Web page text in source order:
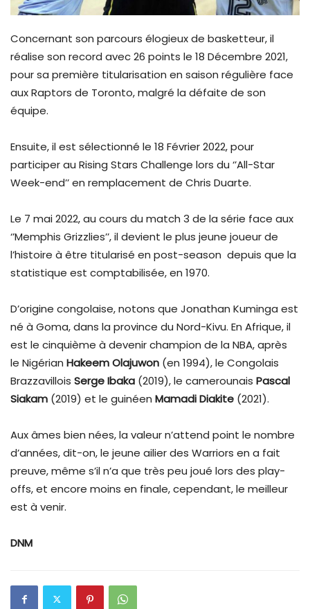
Concernant son parcours élogieux de basketteur, il
réalise son record avec 26 points le 18 Décembre 2021,
pour sa première titularisation en saison régulière face
aux Raptors de Toronto, malgré la défaite de son
équipe.
Ensuite, il est sélectionné le 18 Février 2022, pour
participer au Rising Stars Challenge lors du ‘’All-Star
Week-end’’ en remplacement de Chris Duarte.
Le 7 mai 2022, au cours du match 3 de la série face aux
‘’Memphis Grizzlies’’, il devient le plus jeune joueur de
l’histoire à être titularisé en post-season depuis que la
statistique est comptabilisée, en 1970.
D’origine congolaise, notons que Jonathan Kuminga est
né à Goma, dans la province du Nord-Kivu. En Afrique, il
est le cinquième à devenir champion de la NBA, après
le Nigérian Hakeem Olajuwon (en 1994), le Congolais
Brazzavillois Serge Ibaka (2019), le camerounais Pascal
Siakam (2019) et le guinéen Mamadi Diakite (2021).
Aux âmes bien nées, la valeur n’attend point le nombre
d’années, dit-on, le jeune ailier des Warriors en a fait
preuve, même s’il n’a que très peu joué lors des play-
offs, et encore moins en finale, cependant, le meilleur
est à venir.
DNM